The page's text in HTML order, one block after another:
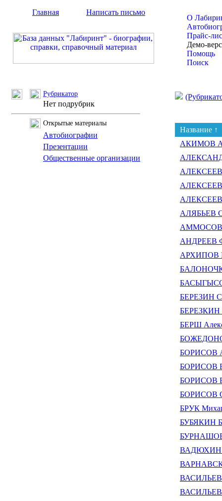
Главная Написать письмо
О
Прайс-
Демо-
Помощь
Поиск
Рубрикатор
Нет подрубрик
Открытые материалы
Автобиографии
Презентации
Общественные организации
Название ↑
АКИМОВ
АЛЕКСЕЕВ
АЛЕКСЕЕВ
АЛЕКСЕЕВ
АЛЯБЬЕВ
АММОСОВ
АНДРЕЕВ
АРХИПОВ
БЕРЕЗИН
БЕРЕЗКИН
БЕРШ
БОРИСОВ
БОРИСОВ
БОРИСОВ
БОРИСОВ
БРУК
БУБЯКИН
БУРНАШОВ
ВАДЮХИН
ВАСИЛЬЕВ